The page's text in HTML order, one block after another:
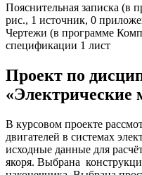
Пояснительная записка (в
рис., 1 источник, 0
Чертежи (в программе
спецификации 1 лист
Проект по
В курсовом проекте
двигателей в системах
исходные данные для
якоря. Выбрана